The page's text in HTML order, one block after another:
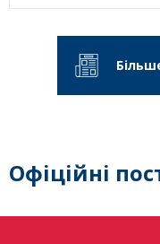
Офіційні